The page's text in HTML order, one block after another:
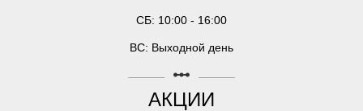
СБ: 10:00 - 16:00
ВС: Выходной день
linear_scale
АКЦИИ